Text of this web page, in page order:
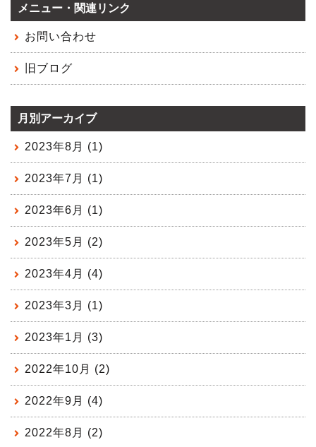
メニュー・関連リンク
お問い合わせ
旧ブログ
月別アーカイブ
2023年8月 (1)
2023年7月 (1)
2023年6月 (1)
2023年5月 (2)
2023年4月 (4)
2023年3月 (1)
2023年1月 (3)
2022年10月 (2)
2022年9月 (4)
2022年8月 (2)